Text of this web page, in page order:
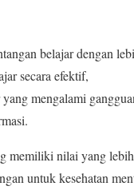
belajar dengan
secara efektif,
mengalami
memiliki nilai yang
untuk kesehatan